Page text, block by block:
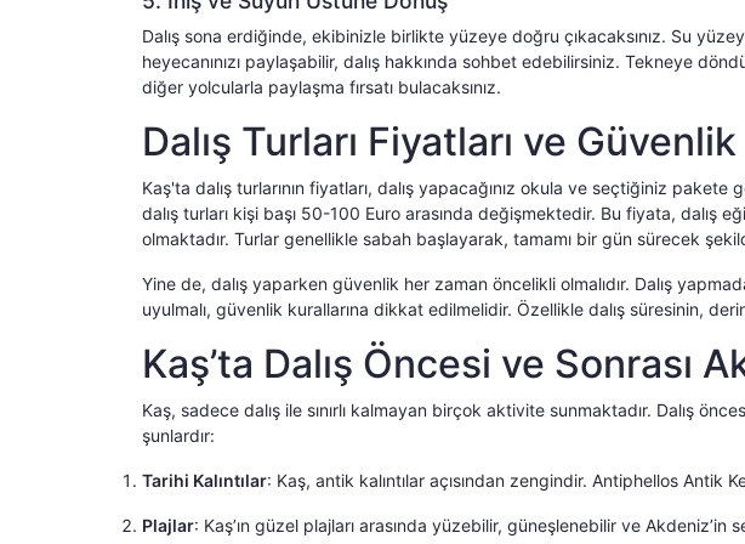
Dalış sona erdiğinde, ekibinizle birlikte yüzeye doğru çıkacaksınız. Su
heyecanınızı paylaşabilir, dalış hakkında sohbet edebilirsiniz. Tekneye
diğer yolcularla paylaşma fırsatı bulacaksınız.
Dalış Turları Fiyatları ve Güvenlik
Kaş'ta dalış turlarının fiyatları, dalış yapacağınız okula ve seçtiğiniz
dalış turları kişi başı 50-100 Euro arasında değişmektedir. Bu fiyata, dalış
olmaktadır. Turlar genellikle sabah başlayarak, tamamı bir gün sürecek
Yine de, dalış yaparken güvenlik her zaman öncelikli olmalıdır. Dalış
uyulmalı, güvenlik kurallarına dikkat edilmelidir. Özellikle dalış süresinin,
Kaş’ta Dalış Öncesi ve Sonrası
Kaş, sadece dalış ile sınırlı kalmayan birçok aktivite sunmaktadır. Dalış
şunlardır:
Tarihi Kalıntılar: Kaş, antik kalıntılar açısından zengindir. Antiphellos Antik
Plajlar: Kaş’ın güzel plajları arasında yüzebilir, güneşlenebilir ve Akdeniz’in